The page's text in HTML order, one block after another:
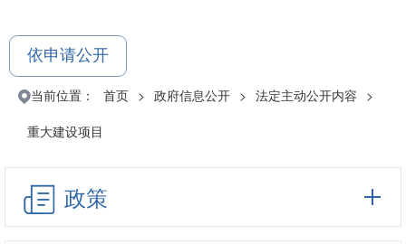
依申请公开
当前位置： 首页 > 政府信息公开 > 法定主动公开内容 >
重大建设项目
政策